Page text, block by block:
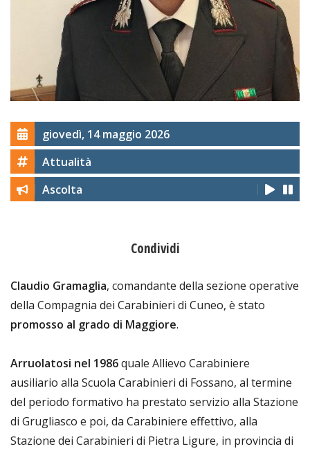
giovedì, 14 maggio 2026
Attualità
Ascolta
Condividi
Claudio Gramaglia, comandante della sezione operative
della Compagnia dei Carabinieri di Cuneo, è stato
promosso al grado di Maggiore.
Arruolatosi nel 1986quale Allievo Carabiniere
ausiliario alla Scuola Carabinieri di Fossano, al termine
del periodo formativo ha prestato servizio alla Stazione
di Grugliasco e poi, da Carabiniere effettivo, alla
Stazione dei Carabinieri di Pietra Ligure, in provincia di